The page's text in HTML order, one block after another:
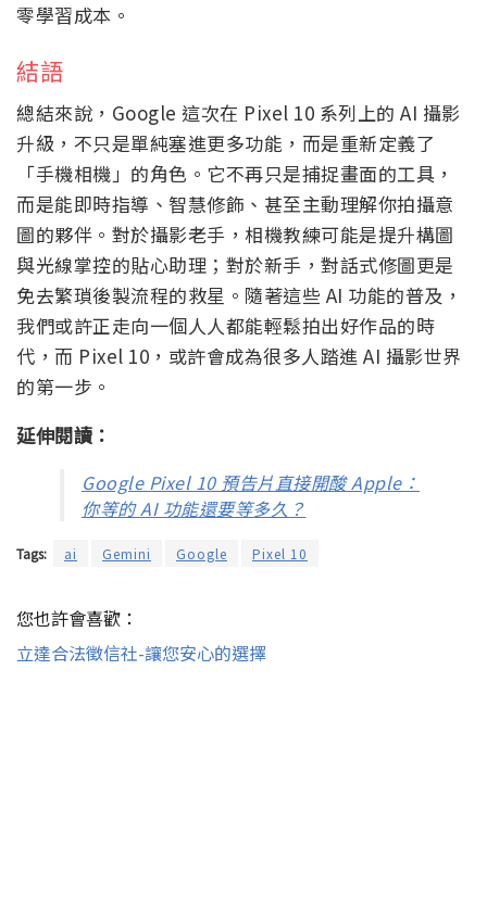
零學習成本。
結語
總結來說，Google 這次在 Pixel 10 系列上的 AI 攝影
升級，不只是單純塞進更多功能，而是重新定義了
「手機相機」的角色。它不再只是捕捉畫面的工具，
而是能即時指導、智慧修飾、甚至主動理解你拍攝意
圖的夥伴。對於攝影老手，相機教練可能是提升構圖
與光線掌控的貼心助理；對於新手，對話式修圖更是
免去繁瑣後製流程的救星。隨著這些 AI 功能的普及，
我們或許正走向一個人人都能輕鬆拍出好作品的時
代，而 Pixel 10，或許會成為很多人踏進 AI 攝影世界
的第一步。
延伸閱讀：
Google Pixel 10 預告片直接開酸 Apple：
你等的 AI 功能還要等多久？
Tags: ai Gemini Google Pixel 10
您也許會喜歡：
立達合法徵信社-讓您安心的選擇